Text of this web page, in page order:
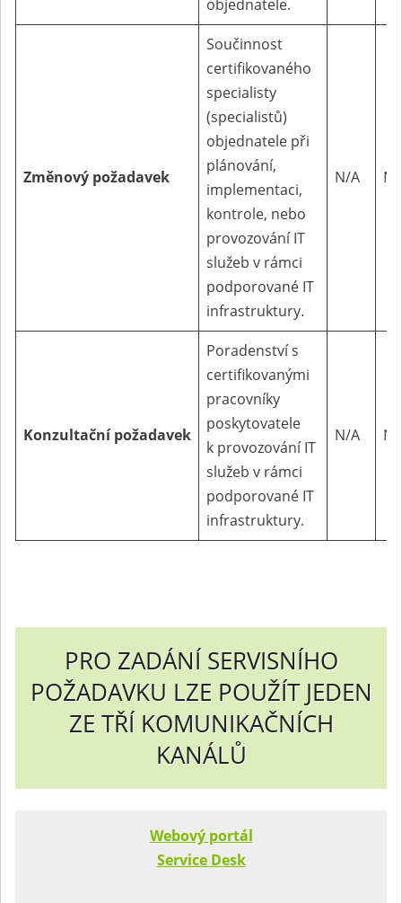
objednatele.
Změnový požadavek
Součinnost
certifikovaného
specialisty
(specialistů)
objednatele při
plánování,
implementaci,
kontrole, nebo
provozování IT
služeb v rámci
podporované IT
infrastruktury.
N/A N/
Konzultačnípožadavek
Poradenství s
certifikovanými
pracovníky
poskytovatele
k provozování IT
služeb v rámci
podporované IT
infrastruktury.
N/A N/
PRO ZADÁNÍ SERVISNÍHO
POŽADAVKU LZE POUŽÍT JEDEN
ZE TŘÍ KOMUNIKAČNÍCH
KANÁLŮ
Webový portál
Service Desk